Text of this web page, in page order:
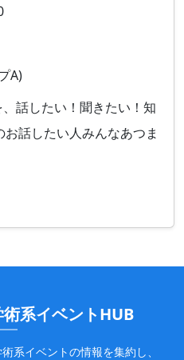
A)
話したい！聞きたい！知
話したい人みんなあつま
系イベントHUB
系イベントの情報を集約し、